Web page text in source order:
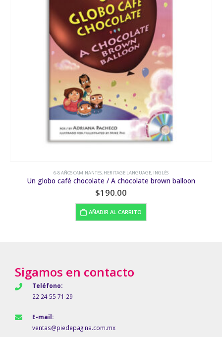
balloon
HERITAGE LANGUAGE
Elefantes al rescate / Elephants to the
AÑADIR AL CARRITO
Sigamos en contacto
Teléfono:
22 24 55 71 29
E-mail:
ventas@piedepagina.com.mx